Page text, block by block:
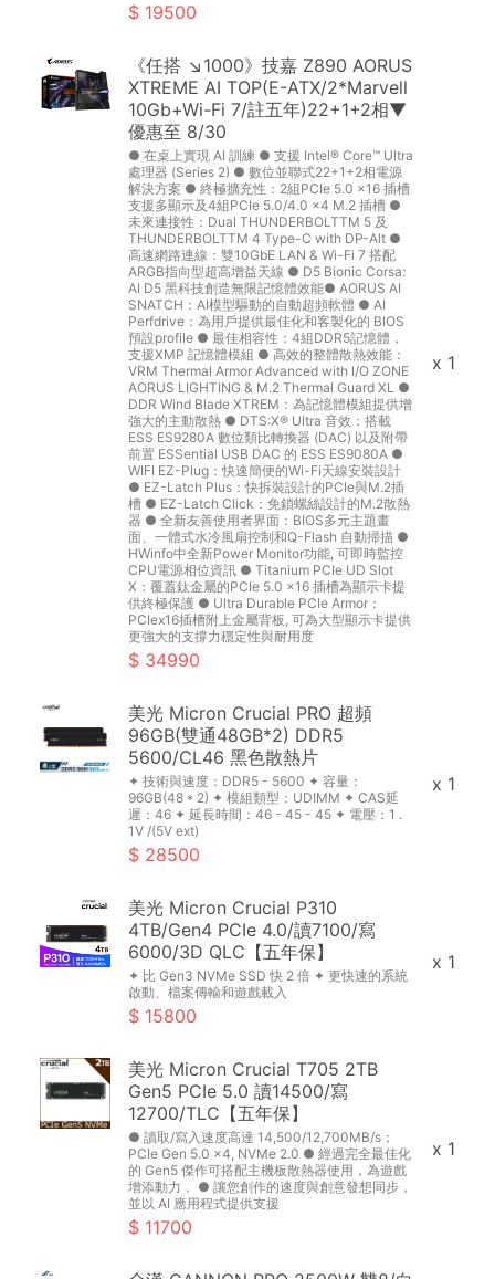
19500
《任搭 ↘1000》技嘉 Z890 AORUS
XTREME AI TOP(E-ATX/2*Marvell
10Gb+Wi-Fi 7/註五年)22+1+2相▼
優惠至 8/30
● 在桌上實現 AI 訓練 ● 支援 Intel® Core™ Ultra
處理器 (Series 2) ● 數位並聯式22+1+2相電源
解決方案 ● 終極擴充性：2組PCIe 5.0 x16 插槽
支援多顯示及4組PCIe 5.0/4.0 x4 M.2 插槽 ●
未來連接性：Dual THUNDERBOLTTM 5 及
THUNDERBOLTTM 4 Type-C with DP-Alt ●
高速網路連線：雙10GbE LAN & Wi-Fi 7 搭配
ARGB指向型超高增益天線 ● D5 Bionic Corsa:
AI D5 黑科技創造無限記憶體效能​​ ● AORUS AI
SNATCH：AI模型驅動的自動超頻軟體 ● AI
Perfdrive：為用戶提供最佳化和客製化的 BIOS
預設profile ● 最佳相容性：4組DDR5記憶體，
支援XMP 記憶體模組 ● 高效的整體散熱效能：
VRM Thermal Armor Advanced with I/O ZONE
AORUS LIGHTING & M.2 Thermal Guard XL ●
DDR Wind Blade XTREM：為記憶體模組提供增
強大的主動散熱 ● DTS:X® Ultra 音效：搭載
ESS ES9280A 數位類比轉換器 (DAC) 以及附帶
前置 ESSential USB DAC 的 ESS ES9080A ●
WIFI EZ-Plug：快速簡便的Wi-Fi天線安裝設計
● EZ-Latch Plus：快拆裝設計的PCIe與M.2插
槽 ● EZ-Latch Click：免鎖螺絲設計的M.2散熱
器 ● 全新友善使用者界面：BIOS多元主題畫
面、一體式水冷風扇控制和Q-Flash 自動掃描 ●
HWinfo中全新Power Monitor功能, 可即時監控
CPU電源相位資訊 ● Titanium PCIe UD Slot
X：覆蓋鈦金屬的PCIe 5.0 x16 插槽為顯示卡提
供終極保護 ● Ultra Durable PCIe Armor：
PCIex16插槽附上金屬背板, 可為大型顯示卡提供
更強大的支撐力穩定性與耐用度
34990
x 1
美光 Micron Crucial PRO 超頻
96GB(雙通48GB*2) DDR5
5600/CL46 黑色散熱片
✦ 技術與速度：DDR5 - 5600 ✦ 容量：
96GB(48 * 2) ✦ 模組類型：UDIMM ✦ CAS延
遲：46 ✦ 延長時間：46 - 45 - 45 ✦ 電壓：1 .
1V /(5V ext)
28500
x 1
美光 Micron Crucial P310
4TB/Gen4 PCIe 4.0/讀7100/寫
6000/3D QLC【五年保】
✦ 比 Gen3 NVMe SSD 快 2 倍 ✦ 更快速的系統
啟動、檔案傳輸和遊戲載入
15800
x 1
美光 Micron Crucial T705 2TB
Gen5 PCIe 5.0 讀14500/寫
12700/TLC【五年保】
● 讀取/寫入速度高達 14,500/12,700MB/s；
PCIe Gen 5.0 x4, NVMe 2.0 ● 經過完全最佳化
的 Gen5 傑作可搭配主機板散熱器使用，為遊戲
增添動力， ● 讓您創作的速度與創意發想同步，
並以 AI 應用程式提供支援
11700
x 1